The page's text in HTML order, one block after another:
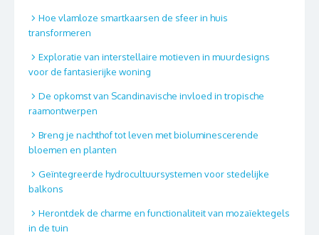
Hoe vlamloze smartkaarsen de sfeer in huis
transformeren
Exploratie van interstellaire motieven in muurdesigns
voor de fantasierijke woning
De opkomst van Scandinavische invloed in tropische
raamontwerpen
Breng je nachthof tot leven met bioluminescerende
bloemen en planten
Geïntegreerde hydrocultuursystemen voor stedelijke
balkons
Herontdek de charme en functionaliteit van mozaïektegels
in de tuin